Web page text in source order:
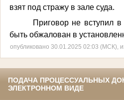
взят под стражу в зале суда.
Приговор не вступил
быть обжалован в
опубликовано 30.01.2025 02:03 (МСК),
ПОДАЧА ПРОЦЕССУАЛЬНЫХ
ЭЛЕКТРОННОМ ВИДЕ